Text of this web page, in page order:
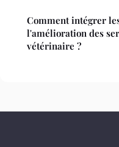
Comment intégrer
l'amélioration des
vétérinaire ?